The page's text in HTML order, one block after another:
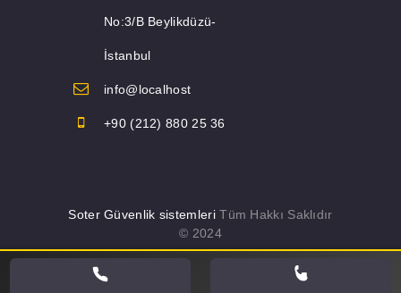
No:3/B Beylikdüzü-
İstanbul
info@localhost
+90 (212) 880 25 36
Soter Güvenlik sistemleriTüm Hakkı Saklıdır
© 2024